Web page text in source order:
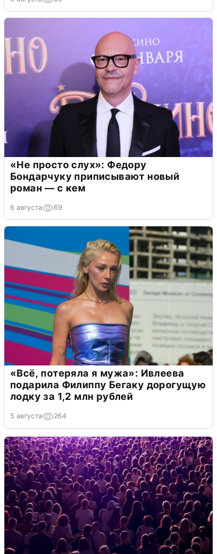
«Не просто слух»: Федору
Бондарчуку приписывают новый
роман — с кем
6 августа 69
«Всё, потеряла я мужа»: Ивлеева
подарила Филиппу Бегаку дорогущую
лодку за 1,2 млн рублей
5 августа 264